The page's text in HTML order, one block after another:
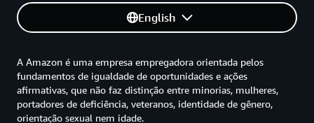
English
A Amazon é uma empresa empregadora orientada pelos
fundamentos de igualdade de oportunidades e ações
afirmativas, que não faz distinção entre minorias, mulheres,
portadores de deficiência, veteranos, identidade de gênero,
orientação sexual nem idade.